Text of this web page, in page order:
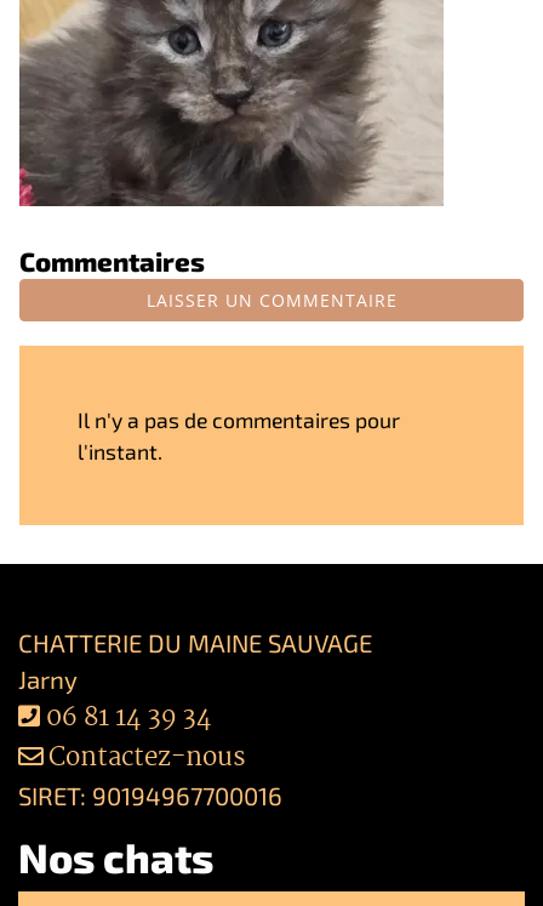
Commentaires
LAISSER UN COMMENTAIRE
Il n'y a pas de commentaires pour
l'instant.
CHATTERIE DU MAINE SAUVAGE
Jarny
06 81 14 39 34
Contactez-nous
SIRET: 90194967700016
Nos chats